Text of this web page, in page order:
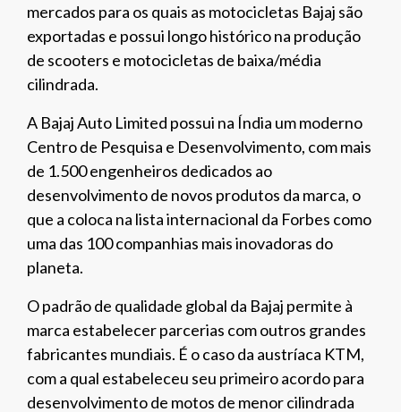
mercados para os quais as motocicletas Bajaj são
exportadas e possui longo histórico na produção
de scooters e motocicletas de baixa/média
cilindrada.
A Bajaj Auto Limited possui na Índia um moderno
Centro de Pesquisa e Desenvolvimento, com mais
de 1.500 engenheiros dedicados ao
desenvolvimento de novos produtos da marca, o
que a coloca na lista internacional da Forbes como
uma das 100 companhias mais inovadoras do
planeta.
O padrão de qualidade global da Bajaj permite à
marca estabelecer parcerias com outros grandes
fabricantes mundiais. É o caso da austríaca KTM,
com a qual estabeleceu seu primeiro acordo para
desenvolvimento de motos de menor cilindrada